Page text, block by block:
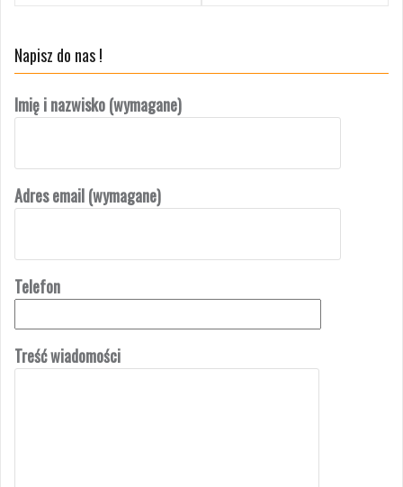
Napisz do nas !
Imię i nazwisko (wymagane)
Adres email (wymagane)
Telefon
Treść wiadomości